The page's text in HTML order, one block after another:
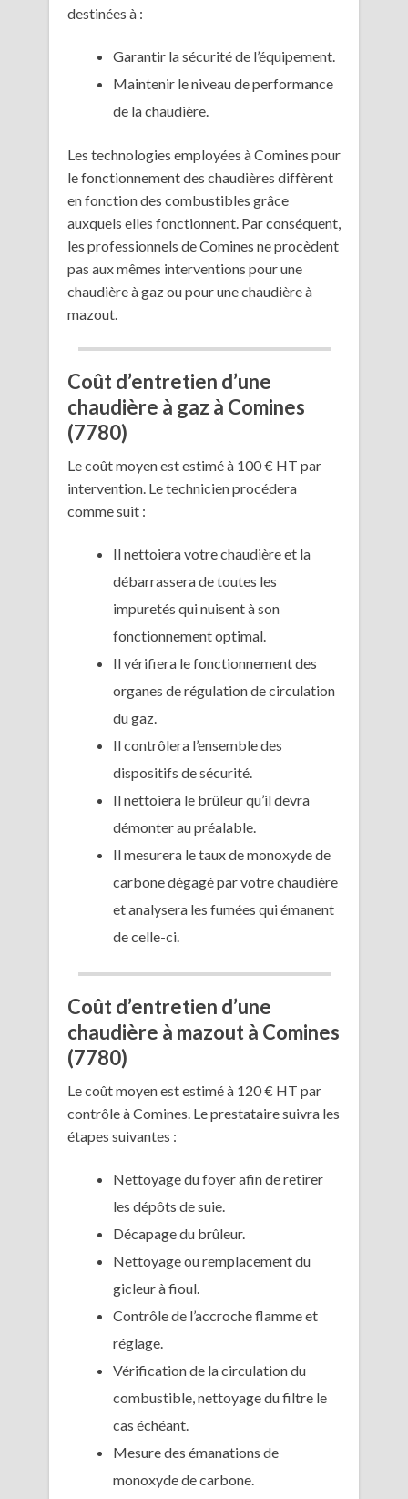
destinées à :
Garantir la sécurité de l’équipement.
Maintenir le niveau de performance
de la chaudière.
Les technologies employées à Comines pour
le fonctionnement des chaudières diffèrent
en fonction des combustibles grâce
auxquels elles fonctionnent. Par conséquent,
les professionnels de Comines ne procèdent
pas aux mêmes interventions pour une
chaudière à gaz ou pour une chaudière à
mazout.
Coût d’entretien d’une
chaudière à gaz à Comines
(7780)
Le coût moyen est estimé à 100 € HT par
intervention. Le technicien procédera
comme suit :
Il nettoiera votre chaudière et la
débarrassera de toutes les
impuretés qui nuisent à son
fonctionnement optimal.
Il vérifiera le fonctionnement des
organes de régulation de circulation
du gaz.
Il contrôlera l’ensemble des
dispositifs de sécurité.
Il nettoiera le brûleur qu’il devra
démonter au préalable.
Il mesurera le taux de monoxyde de
carbone dégagé par votre chaudière
et analysera les fumées qui émanent
de celle-ci.
Coût d’entretien d’une
chaudière à mazout à Comines
(7780)
Le coût moyen est estimé à 120 € HT par
contrôle à Comines. Le prestataire suivra les
étapes suivantes :
Nettoyage du foyer afin de retirer
les dépôts de suie.
Décapage du brûleur.
Nettoyage ou remplacement du
gicleur à fioul.
Contrôle de l’accroche flamme et
réglage.
Vérification de la circulation du
combustible, nettoyage du filtre le
cas échéant.
Mesure des émanations de
monoxyde de carbone.